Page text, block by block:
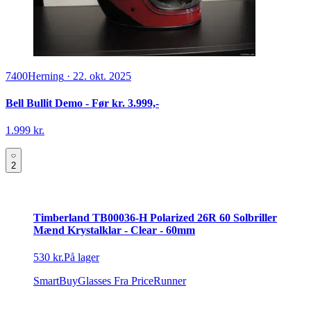
7400Herning · 22. okt. 2025
Bell Bullit Demo - Før kr. 3.999,-
1.999 kr.
2